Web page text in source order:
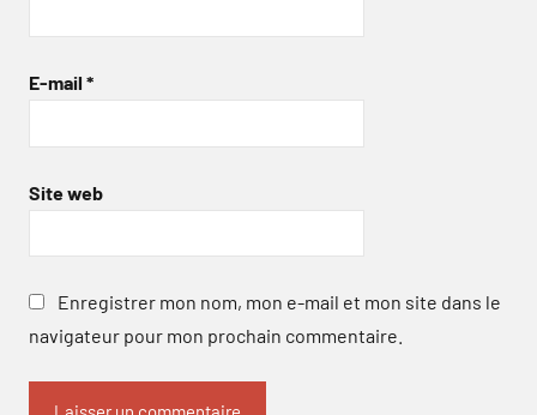
E-mail *
Site web
Enregistrer mon nom, mon e-mail et mon site dans le
navigateur pour mon prochain commentaire.